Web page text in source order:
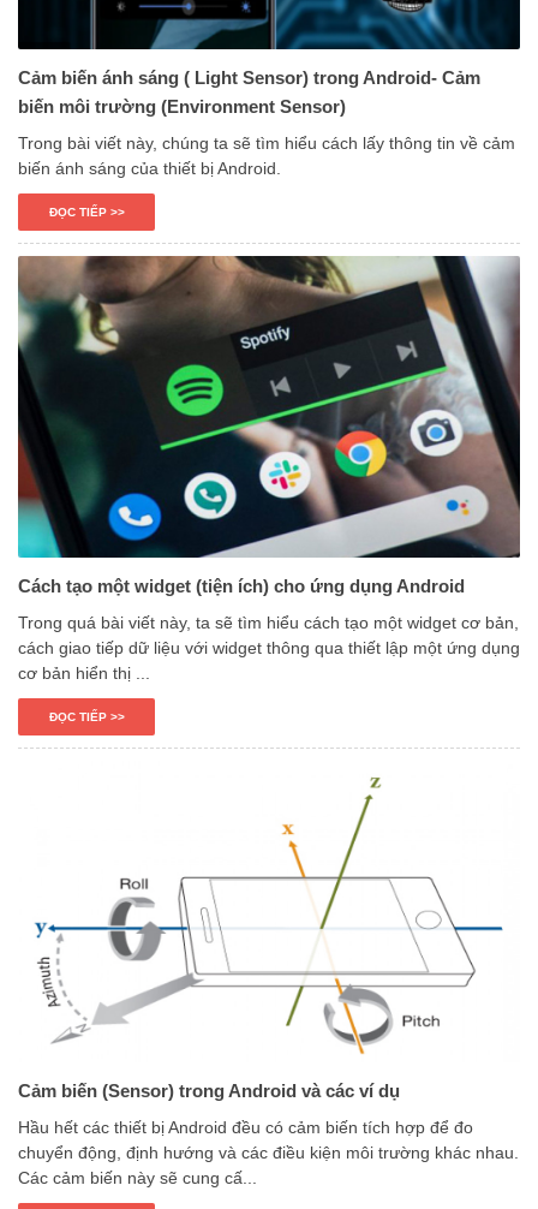
Cảm biến ánh sáng ( Light Sensor) trong Android- Cảm
biến môi trường (Environment Sensor)
Trong bài viết này, chúng ta sẽ tìm hiểu cách lấy thông tin về cảm
biến ánh sáng của thiết bị Android.
ĐỌC TIẾP >>
Cách tạo một widget (tiện ích) cho ứng dụng Android
Trong quá bài viết này, ta sẽ tìm hiểu cách tạo một widget cơ bản,
cách giao tiếp dữ liệu với widget thông qua thiết lập một ứng dụng
cơ bản hiển thị ...
ĐỌC TIẾP >>
Cảm biến (Sensor) trong Android và các ví dụ
Hầu hết các thiết bị Android đều có cảm biến tích hợp để đo
chuyển động, định hướng và các điều kiện môi trường khác nhau.
Các cảm biến này sẽ cung cấ...